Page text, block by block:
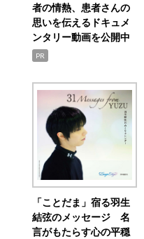
者の情熱、患者さんの
思いを伝えるドキュメ
ンタリー動画を公開中
PR
「ことだま」宿る羽生
結弦のメッセージ 名
言がもたらす心の平穏